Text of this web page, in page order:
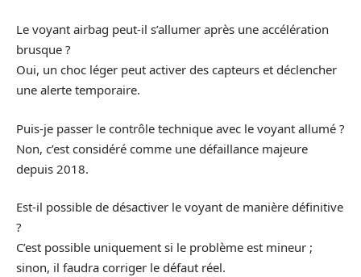
Le voyant airbag peut-il s’allumer après une accélération
brusque ?
Oui, un choc léger peut activer des capteurs et déclencher
une alerte temporaire.
Puis-je passer le contrôle technique avec le voyant allumé ?
Non, c’est considéré comme une défaillance majeure
depuis 2018.
Est-il possible de désactiver le voyant de manière définitive
?
C’est possible uniquement si le problème est mineur ;
sinon, il faudra corriger le défaut réel.